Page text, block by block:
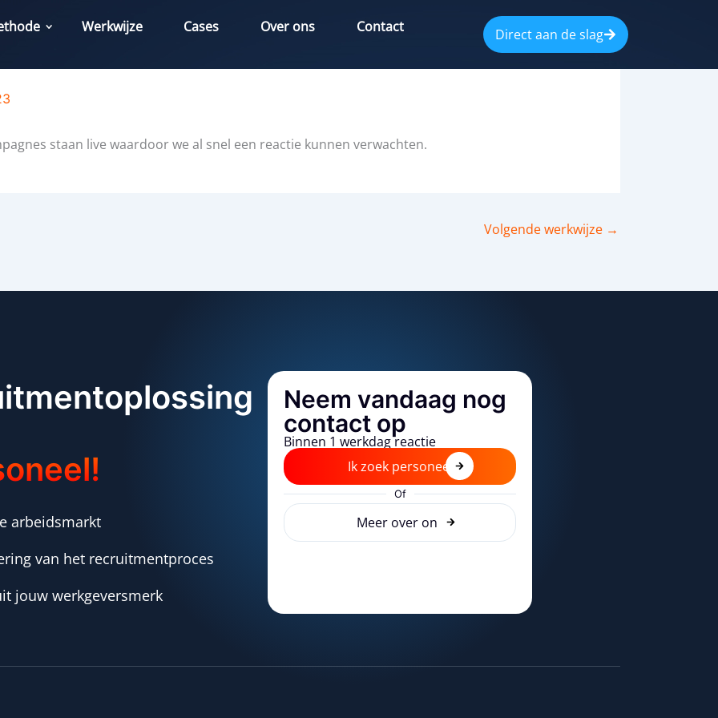
Werkwijze Cases Over ons Contact Direct aan de slag
staan live waardoor we al snel een reactie kunnen verwachten.
Volgende werkwijze →
arbeidsmarkt
van het recruitmentproces
jouw werkgeversmerk
Neem vandaag nog
contact op
Binnen 1 werkdag reactie
Ik zoek personeel
Of
Meer over ons